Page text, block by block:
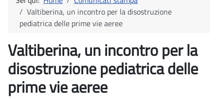
Valtiberina, un incontro per la disostruzione
pediatrica delle prime vie aeree
Valtiberina, un incontro per la
disostruzione pediatrica delle
prime vie aeree